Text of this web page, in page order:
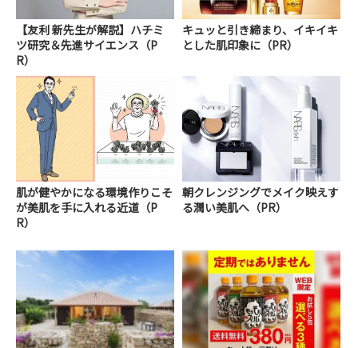
【友利 新先生が解説】ハチミ
ツ研究＆先進サイエンス（P
R）
キュッと引き締まり、イキイキ
とした肌印象に（PR）
肌が健やかになる環境作りこそ
が美肌を手に入れる近道（P
R）
朝クレンジングでメイク映えす
る潤い美肌へ（PR）